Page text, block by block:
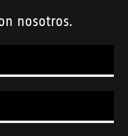
nosotros.